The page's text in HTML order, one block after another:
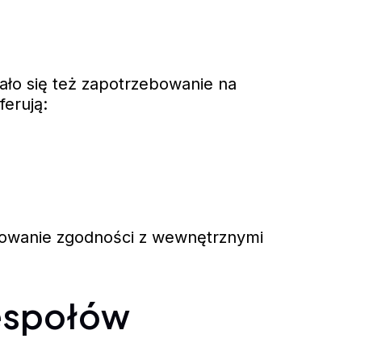
się też zapotrzebowanie na
zgodności z wewnętrznymi